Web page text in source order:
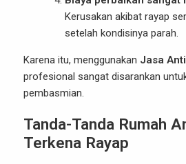
Kerusakan akibat rayap
setelah kondisinya parah.
Karena itu, menggunakan Jasa
profesional sangat disarankan
pembasmian.
Tanda-Tanda Rumah
Terkena Rayap